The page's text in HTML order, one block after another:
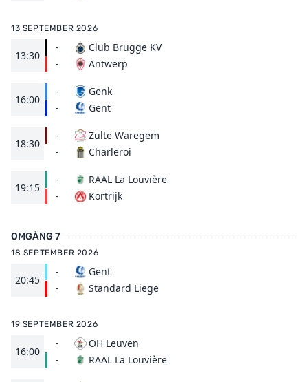
13 SEPTEMBER 2026
13:30
-
-
Club Brugge KV
Antwerp
16:00
-
-
Genk
Gent
18:30
-
-
Zulte Waregem
Charleroi
19:15
-
-
RAAL La Louvière
Kortrijk
OMGÅNG 7
18 SEPTEMBER 2026
20:45
-
-
Gent
Standard Liege
19 SEPTEMBER 2026
16:00
-
-
OH Leuven
RAAL La Louvière